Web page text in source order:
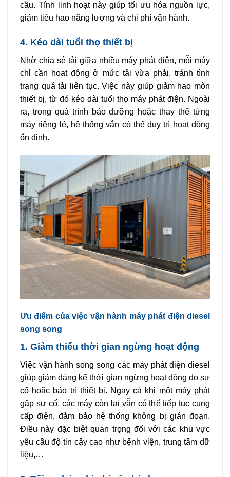
cầu. Tính linh hoạt này giúp tối ưu hóa nguồn lực,
giảm tiêu hao năng lượng và chi phí vận hành.
4. Kéo dài tuổi thọ thiết bị
Nhờ chia sẻ tải giữa nhiều máy phát điện, mỗi máy
chỉ cần hoạt động ở mức tải vừa phải, tránh tình
trạng quá tải liên tục. Việc này giúp giảm hao mòn
thiết bị, từ đó kéo dài tuổi thọ máy phát điện. Ngoài
ra, trong quá trình bảo dưỡng hoặc thay thế từng
máy riêng lẻ, hệ thống vẫn có thể duy trì hoạt động
ổn định.
Ưu điểm của việc vận hành máy phát điện diesel
song song
1. Giảm thiểu thời gian ngừng hoạt động
Việc vận hành song song các máy phát điện diesel
giúp giảm đáng kể thời gian ngừng hoạt động do sự
cố hoặc bảo trì thiết bị. Ngay cả khi một máy phát
gặp sự cố, các máy còn lại vẫn có thể tiếp tục cung
cấp điện, đảm bảo hệ thống không bị gián đoạn.
Điều này đặc biệt quan trọng đối với các khu vực
yêu cầu độ tin cậy cao như bệnh viện, trung tâm dữ
liệu,…